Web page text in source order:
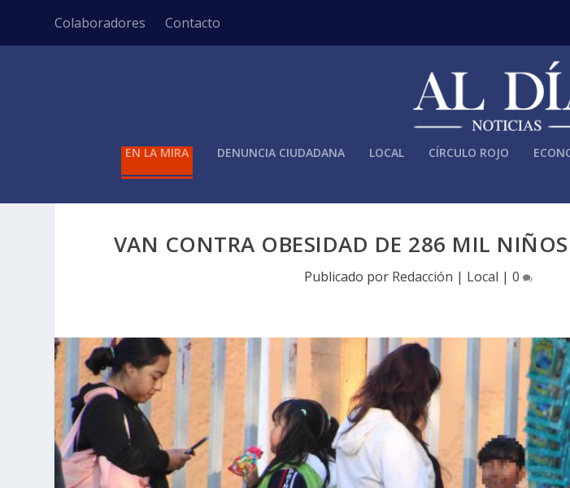
Colaboradores Contacto
EN LA MIRA DENUNCIA CIUDADANA LOCAL CÍRCULO ROJO
VAN CONTRA OBESIDAD DE 286 MIL
Publicado por Redacción | Local |0